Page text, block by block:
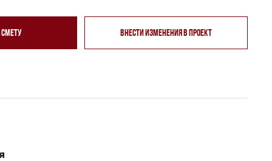
смету Внести изменения в проект